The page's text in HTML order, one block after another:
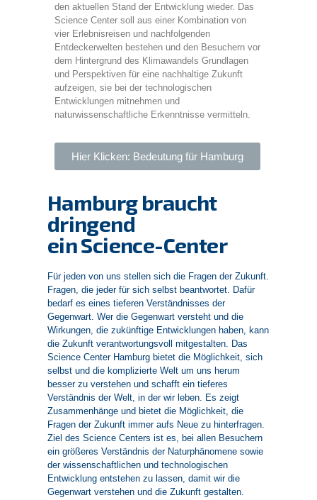
den aktuellen Stand der Entwicklung wieder. Das
Science Center soll aus einer Kombination von
vier Erlebnisreisen und nachfolgenden
Entdeckerwelten bestehen und den Besuchern vor
dem Hintergrund des Klimawandels Grundlagen
und Perspektiven für eine nachhaltige Zukunft
aufzeigen, sie bei der technologischen
Entwicklungen mitnehmen und
naturwissenschaftliche Erkenntnisse vermitteln.
Hier Klicken: Bedeutung für Hamburg
Hamburg braucht
dringend
ein Science-Center
Für jeden von uns stellen sich die Fragen der Zukunft.
Fragen, die jeder für sich selbst beantwortet. Dafür
bedarf es eines tieferen Verständnisses der
Gegenwart. Wer die Gegenwart versteht und die
Wirkungen, die zukünftige Entwicklungen haben, kann
die Zukunft verantwortungsvoll mitgestalten. Das
Science Center Hamburg bietet die Möglichkeit, sich
selbst und die komplizierte Welt um uns herum
besser zu verstehen und schafft ein tieferes
Verständnis der Welt, in der wir leben. Es zeigt
Zusammenhänge und bietet die Möglichkeit, die
Fragen der Zukunft immer aufs Neue zu hinterfragen.
Ziel des Science Centers ist es, bei allen Besuchern
ein größeres Verständnis der Naturphänomene sowie
der wissenschaftlichen und technologischen
Entwicklung entstehen zu lassen, damit wir die
Gegenwart verstehen und die Zukunft gestalten.